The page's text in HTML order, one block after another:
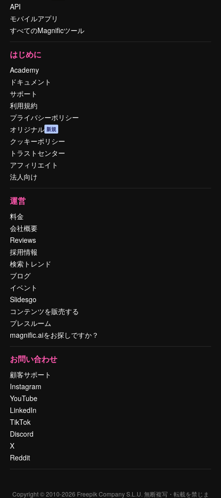
API
モバイルアプリ
すべてのMagnificツール
はじめに
Academy
ドキュメント
サポート
利用規約
プライバシーポリシー
オリジナル 新規
クッキーポリシー
トラストセンター
アフィリエイト
法人向け
運営
料金
会社概要
Reviews
採用情報
検索トレンド
ブログ
イベント
Slidesgo
コンテンツを販売する
プレスルーム
magnific.aiをお探しですか？
お問い合わせ
顧客サポート
Instagram
YouTube
LinkedIn
TikTok
Discord
X
Reddit
Copyright © 2010-2026 Freepik Company S.L.U. 無断複写・転載を禁じま